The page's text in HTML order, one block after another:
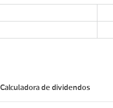
Calculadora de dividendos